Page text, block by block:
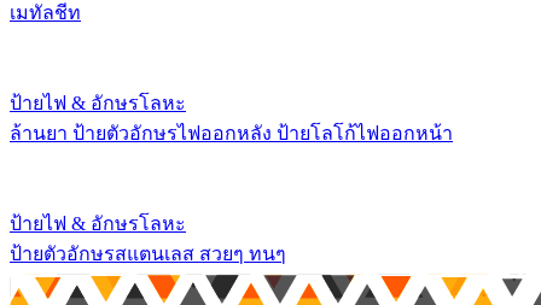
เมทัลชีท
ป้ายไฟ & อักษรโลหะ
ล้านยา ป้ายตัวอักษรไฟออกหลัง ป้ายโลโก้ไฟออกหน้า
ป้ายไฟ & อักษรโลหะ
ป้ายตัวอักษรสแตนเลส สวยๆ ทนๆ